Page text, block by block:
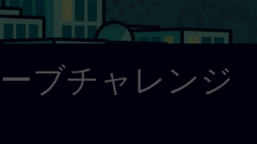
ブチャレンジ